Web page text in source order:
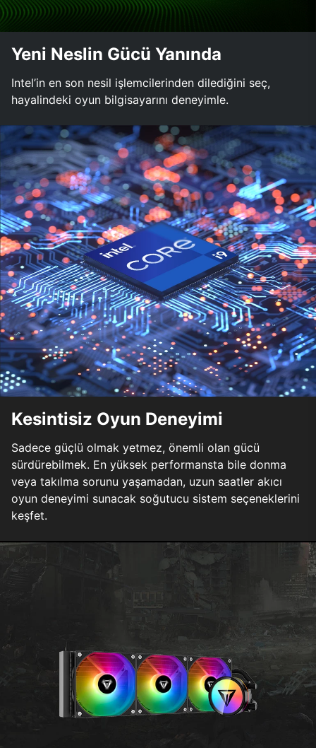
Yeni Neslin Gücü Yanında
Intel’in en son nesil işlemcilerinden dilediğini seç,
hayalindeki oyun bilgisayarını deneyimle.
Kesintisiz Oyun Deneyimi
Sadece güçlü olmak yetmez, önemli olan gücü
sürdürebilmek. En yüksek performansta bile donma
veya takılma sorunu yaşamadan, uzun saatler akıcı
oyun deneyimi sunacak soğutucu sistem seçeneklerini
keşfet.